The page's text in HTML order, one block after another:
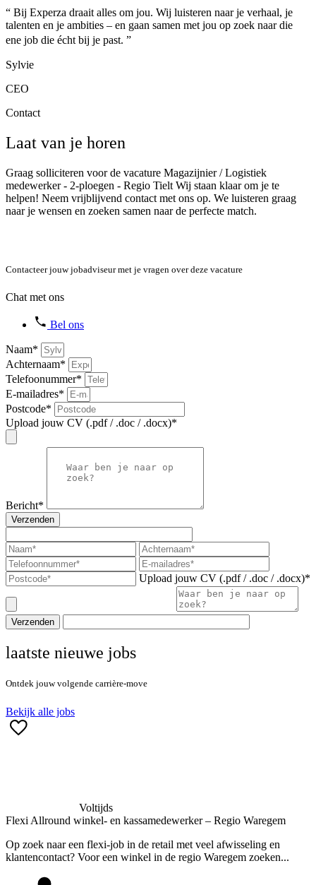
“ Bij Experza draait alles om jou. Wij luisteren naar je verhaal, je
talenten en je ambities – en gaan samen met jou op zoek naar die
ene job die écht bij je past. ”
Sylvie
CEO
Contact
Laat van je horen
Graag solliciteren voor de vacature Magazijnier / Logistiek
medewerker - 2-ploegen - Regio Tielt Wij staan klaar om je te
helpen! Neem vrijblijvend contact met ons op. We luisteren graag
naar je wensen en zoeken samen naar de perfecte match.
Contacteer jouw jobadviseur met je vragen over deze vacature
Chat met ons
Bel ons
Naam*
Achternaam*
Telefoonummer*
E-mailadres*
Postcode*
Upload jouw CV (.pdf / .doc / .docx)*
Bericht*
Verzenden
Upload jouw CV (.pdf / .doc / .docx)*
Verzenden
laatste nieuwe jobs
Ontdek jouw volgende carrière-move
Bekijk alle jobs
Voltijds
Flexi Allround winkel- en kassamedewerker – Regio Waregem
Op zoek naar een flexi-job in de retail met veel afwisseling en
klantencontact? Voor een winkel in de regio Waregem zoeken...